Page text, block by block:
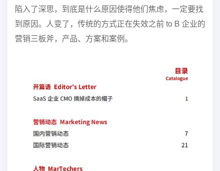
陷入了深思，到底是什么原因使得他们焦虑，一定要找
到原因。 人变了，传统的方式正在失效之前 to B 企业的
营销三板斧，产品、方案和案例。